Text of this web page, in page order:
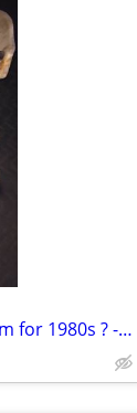
Vintage▶ SKID PLATE Aluminum for 1980s ? --- AMF Harley Golf Cart Tire